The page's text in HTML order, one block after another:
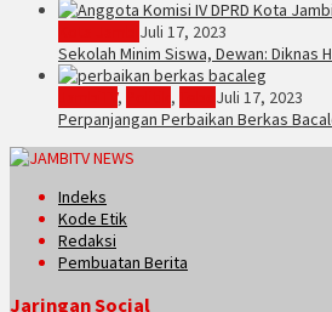
Juli 17, 2023
Sekolah Minim Siswa, Dewan: Diknas
, ,
Juli 17, 2023
Perpanjangan Perbaikan Berkas
Indeks
Kode Etik
Redaksi
Pembuatan Berita
Jaringan Social